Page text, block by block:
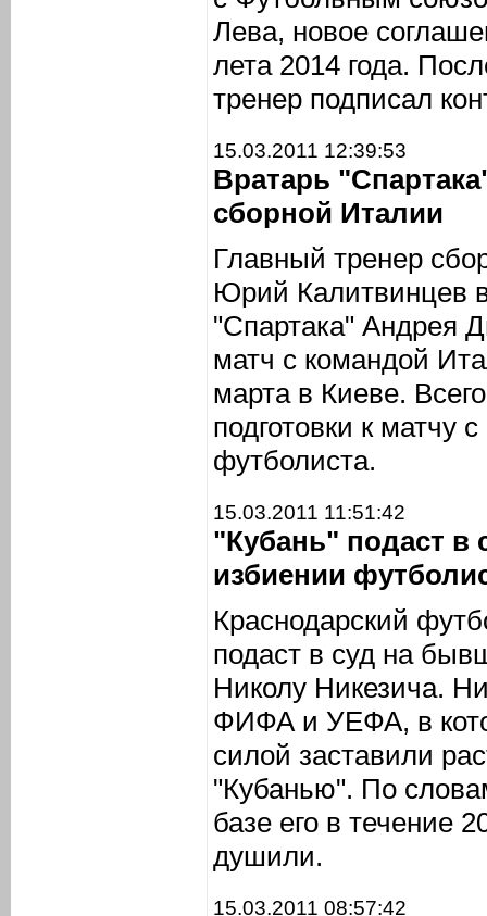
Лева, новое
лета 2014 года.
тренер подписал
15.03.2011 12:39:53
Вратарь
сборной Италии
Главный тренер
Юрий Калитвинцев
"Спартака" Андрея
матч с командой
марта в Киеве.
подготовки к матчу
футболиста.
15.03.2011 11:51:42
"Кубань" подаст в
избиении
Краснодарский
подаст в суд на
Николу Никезича.
ФИФА и УЕФА, в
силой заставили
"Кубанью". По
базе его в течение
душили.
15.03.2011 08:57:42